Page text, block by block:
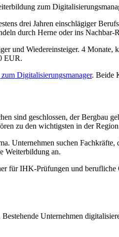
zum
drei Jahren einschlägiger
durch Herne oder ins Nachbar-
und Wiedereinsteiger. 4
EUR.
Digitalisierungsmanager. Beide
sind geschlossen, der Bergbau
zu den wichtigsten in der
Unternehmen suchen
Weiterbildung an.
für IHK-Prüfungen und
Unternehmen